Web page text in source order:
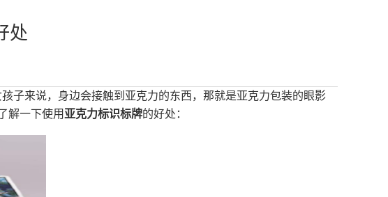
处
女孩子来说，身边会接触到亚克力的东西，那就是亚克力包装的眼影
解一下使用 亚克力标识标牌的好处：